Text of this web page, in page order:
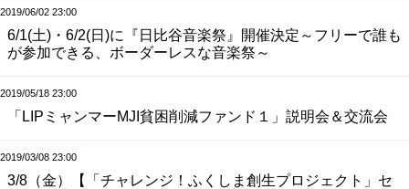
2019/06/02 23:00
6/1(土)・6/2(日)に『日比谷音楽祭』開催決定～フリーで誰も
が参加できる、ボーダーレスな音楽祭～
2019/05/18 23:00
「LIPミャンマーMJI貧困削減ファンド１」説明会＆交流会
2019/03/08 23:00
3/8（金）【「チャレンジ！ふくしま創生プロジェクト」セ